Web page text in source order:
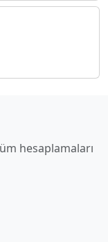
hesaplamaları